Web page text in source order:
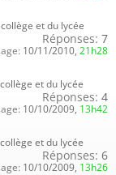
et du lycée
Réponses: 7
10/11/2010, 21h28
et du lycée
Réponses: 4
10/10/2009, 13h42
et du lycée
Réponses: 6
10/10/2009, 13h26